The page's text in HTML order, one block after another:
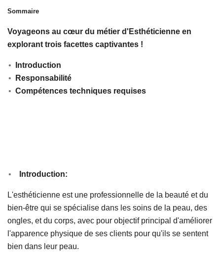
Sommaire
Voyageons au cœur du métier d'Esthéticienne en
explorant trois facettes captivantes !
Introduction
Responsabilité
Compétences techniques requises
Introduction:
L'esthéticienne est une professionnelle de la beauté et du
bien-être qui se spécialise dans les soins de la peau, des
ongles, et du corps, avec pour objectif principal d'améliorer
l'apparence physique de ses clients pour qu'ils se sentent
bien dans leur peau.